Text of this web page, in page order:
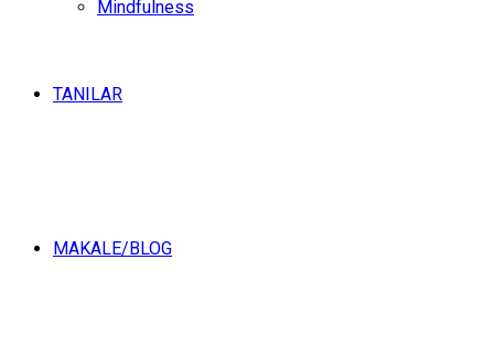
Mindfulness
TANILAR
MAKALE/BLOG